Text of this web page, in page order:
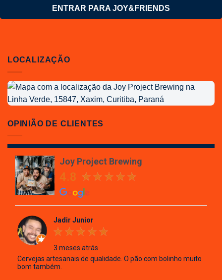
ENTRAR PARA JOY&FRIENDS
LOCALIZAÇÃO
Localização
da
Project
Brewing
OPINIÃO DE CLIENTES
Joy Project Brewing
4.8
Jadir Junior
3 meses atrás
Cervejas artesanais de qualidade. O pão com bolinho muito
bom também.